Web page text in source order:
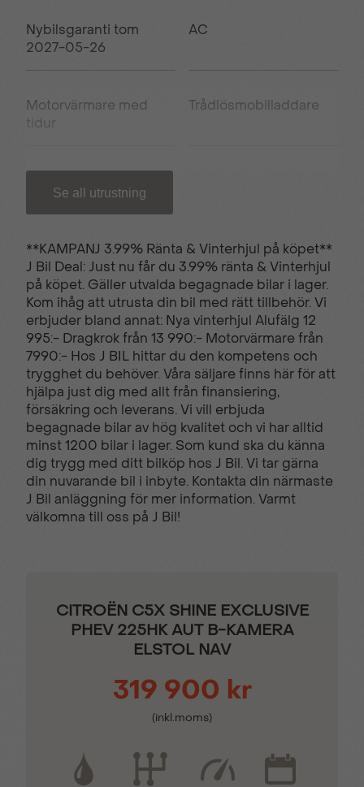
Nybilsgaranti tom
2027-05-26
AC
Motorvärmare med
tidur
Trådlösmobilladdare
Antispinnsystem
Armstöd fram
Apple carplay/Android
auto
USB C uttag Backkamera
Bluetooth - handsfree Elhissar fram och bak
El-infällbara
sidospeglar
Elstol förare med
minne
Filbytesvarnare Färddator
Isofix - Barnstolsfästen
KEY LESS -
Startsystem
Komplett ifylld
servicebok
bagagelucka
Se all utrustning
**KAMPANJ 3.99% Ränta & Vinterhjul på köpet**
J Bil Deal: Just nu får du 3.99% ränta & Vinterhjul
på köpet. Gäller utvalda begagnade bilar i lager.
Kom ihåg att utrusta din bil med rätt tillbehör. Vi
erbjuder bland annat: Nya vinterhjul Alufälg 12
995:- Dragkrok från 13 990:- Motorvärmare från
7990:- Hos J BIL hittar du den kompetens och
trygghet du behöver. Våra säljare finns här för att
hjälpa just dig med allt från finansiering,
försäkring och leverans. Vi vill erbjuda
begagnade bilar av hög kvalitet och vi har alltid
minst 1200 bilar i lager. Som kund ska du känna
dig trygg med ditt bilköp hos J Bil. Vi tar gärna
din nuvarande bil i inbyte. Kontakta din närmaste
J Bil anläggning för mer information. Varmt
välkomna till oss på J Bil!
CITROËN C5X SHINE EXCLUSIVE
PHEV 225HK AUT B-KAMERA
ELSTOL NAV
319 900 kr
(inkl.moms)